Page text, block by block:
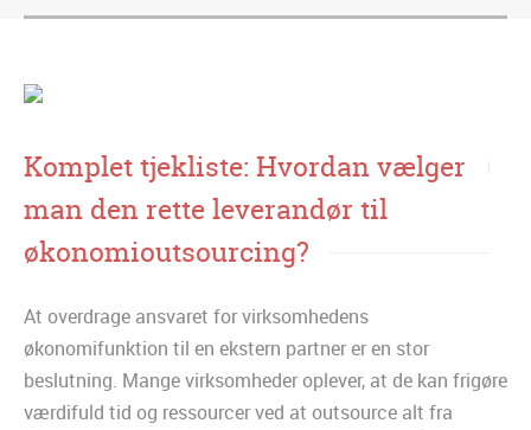
Komplet tjekliste: Hvordan vælger
man den rette leverandør til
økonomioutsourcing?
At overdrage ansvaret for virksomhedens
økonomifunktion til en ekstern partner er en stor
beslutning. Mange virksomheder oplever, at de kan frigøre
værdifuld tid og ressourcer ved at outsource alt fra